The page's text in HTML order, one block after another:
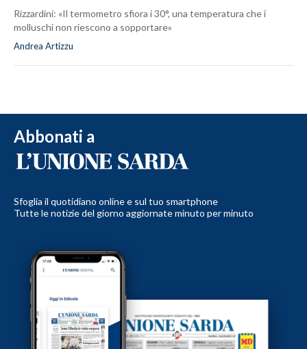
Rizzardini: «Il termometro sfiora i 30°, una temperatura che i
molluschi non riescono a sopportare»
Andrea Artizzu
Abbonati a
Sfoglia il quotidiano online e sul tuo smartphone
Tutte le notizie del giorno aggiornate minuto per minuto